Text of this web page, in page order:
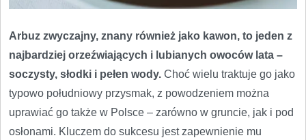
Arbuz zwyczajny, znany również jako kawon, to jeden z
najbardziej orzeźwiających i lubianych owoców lata –
soczysty, słodki i pełen wody. Choć wielu traktuje go jako
typowo południowy przysmak, z powodzeniem można
uprawiać go także w Polsce – zarówno w gruncie, jak i pod
osłonami. Kluczem do sukcesu jest zapewnienie mu